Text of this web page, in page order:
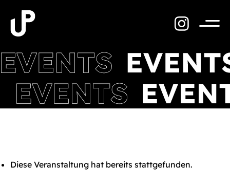
Inhalt
springen
Diese Veranstaltung hat bereits stattgefunden.